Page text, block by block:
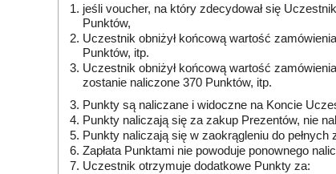
jeśli voucher, na który zdecydował się
Punktów,
Uczestnik obniżył końcową wartość
Punktów, itp.
Uczestnik obniżył końcową wartość
zostanie naliczone 370 Punktów, itp.
Punkty są naliczane i widoczne na Koncie
Punkty naliczają się za zakup Prezentów, nie
Punkty naliczają się w zaokrągleniu do
Zapłata Punktami nie powoduje ponownego
Uczestnik otrzymuje dodatkowe Punkty za: